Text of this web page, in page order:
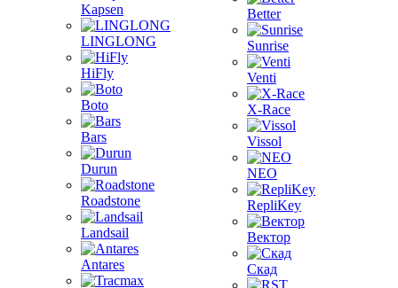
Kapsen
LINGLONG
HiFly
Boto
Bars
Durun
Roadstone
Landsail
Antares
Better
Sunrise
Venti
X-Race
Vissol
NEO
RepliKey
Вектор
Скад